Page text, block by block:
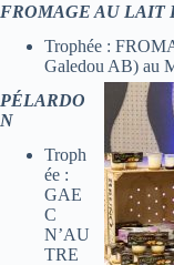
FROMAGE AU LAIT
Trophée :
Galedou AB) au
PÉLARDO
N
Troph
ée :
GAE
C
N’AU
TRE